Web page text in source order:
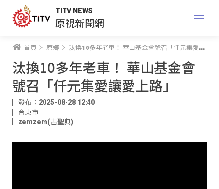
TITV NEWS
原視新聞網
首頁 原鄉 汰換10多年老車！ 華山基金會號召「仟元集愛讓愛上路」
汰換10多年老車！ 華山基金會
號召「仟元集愛讓愛上路」
發布：2025-08-28 12:40
台東市
zemzem(古聖典)